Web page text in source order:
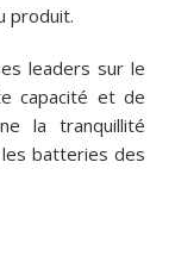
produit.
leaders sur le
capacité et de
la tranquillité
les batteries des